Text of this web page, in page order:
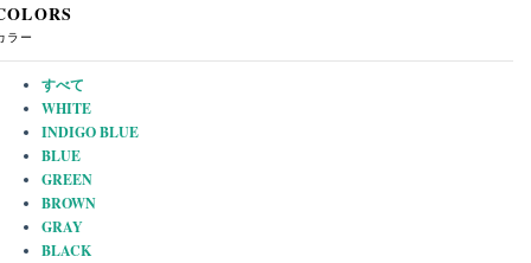
ラー
すべて
WHITE
INDIGO BLUE
BLUE
GREEN
BROWN
GRAY
BLACK